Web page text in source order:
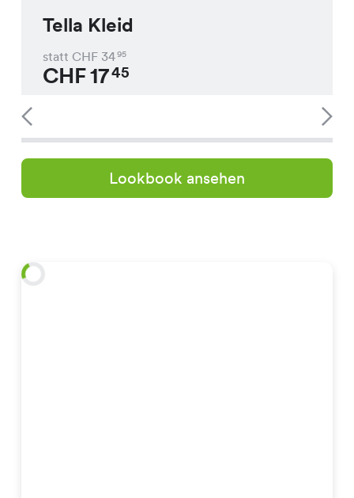
Tella Kleid
statt CHF 3495
CHF1745
Lookbook ansehen